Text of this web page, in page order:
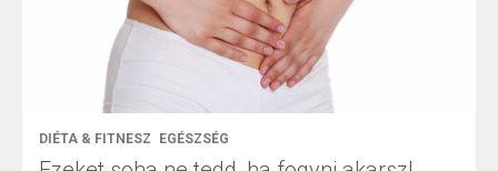
DIÉTA & FITNESZ EGÉSZSÉG